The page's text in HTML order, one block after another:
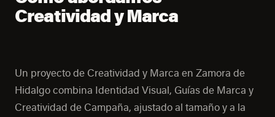
Creatividad y Marca
Un proyecto de Creatividad y Marca en Zamora de
Hidalgo combina Identidad Visual, Guías de Marca y
Creatividad de Campaña, ajustado al tamaño y a la